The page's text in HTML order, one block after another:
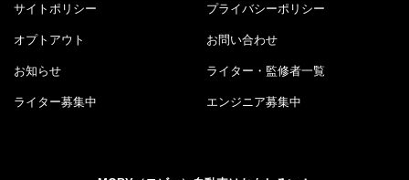
サイトポリシー プライバシーポリシー
オプトアウト お問い合わせ
お知らせ ライター・監修者一覧
ライター募集中 エンジニア募集中